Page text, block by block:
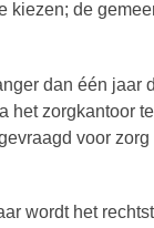
kiezen; de
dan één jaar
het zorgkantoor
voor
wordt het